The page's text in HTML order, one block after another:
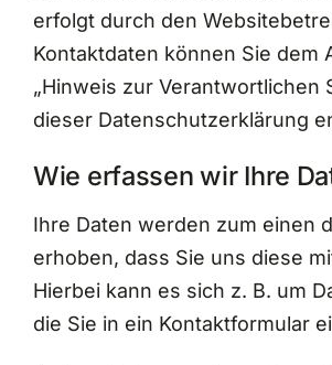
erfolgt durch den
Kontaktdaten können Sie dem
„Hinweis zur Verantwortlichen
dieser Datenschutzerklärung
Wie erfassen wir Ihre
Ihre Daten werden zum einen
erhoben, dass Sie uns diese
Hierbei kann es sich z. B. um
die Sie in ein Kontaktformular